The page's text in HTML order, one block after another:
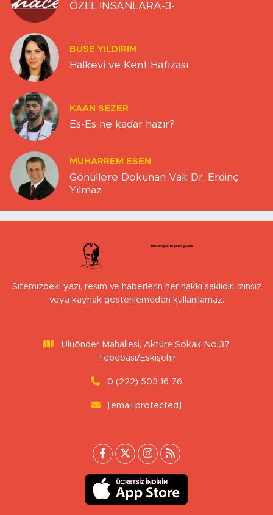
ÖZEL İNSANLARA-3-
BUSE YILDIRIM
Halkevi ve Kent Hafızası
KAAN SEZER
Es-Es ne kadar hazır?
MUHARREM ESEN
Gönüllere Dokunan Vali: Dr. Erdinç
Yılmaz
Sitemizdeki yazı, resim ve haberlerin her hakkı saklıdır. İzinsiz
veya kaynak gösterilemeden kullanılamaz.
Uluönder Mahallesi, Aktüre Sokak No:37
Tepebaşı/Eskişehir
0 (222) 503 16 76
[email protected]